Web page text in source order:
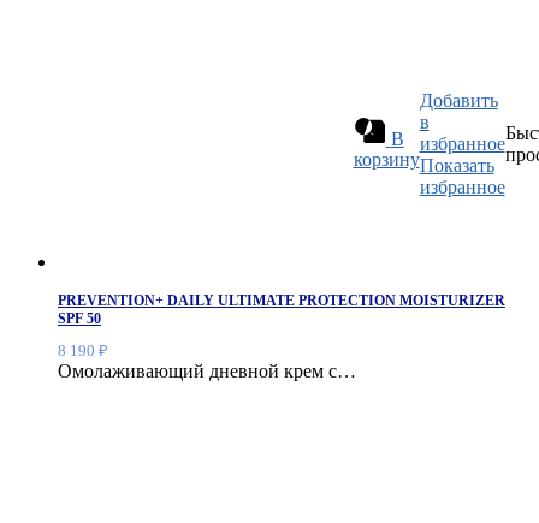
В
корзину
Добавить
в
избранное
Показать
избранное
PREVENTION+ DAILY ULTIMATE PROTECTION MOISTURIZER
SPF 50
8 190 ₽
Омолаживающий дневной крем с…